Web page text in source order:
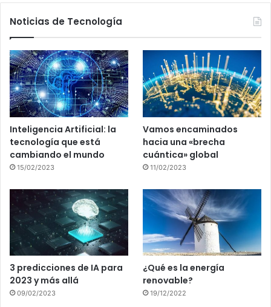
Noticias de Tecnología
Inteligencia Artificial: la
tecnología que está
cambiando el mundo
15/02/2023
Vamos encaminados
hacia una «brecha
cuántica» global
11/02/2023
3 predicciones de IA para
2023 y más allá
09/02/2023
¿Qué es la energía
renovable?
19/12/2022